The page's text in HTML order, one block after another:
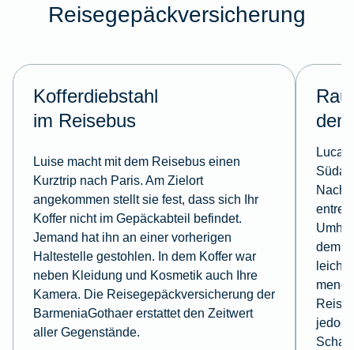
Reisegepäckversicherung
Kofferdiebstahl
im Reisebus
Luise macht mit dem Reisebus einen
Kurztrip nach Paris. Am Zielort
angekommen stellt sie fest, dass sich Ihr
Koffer nicht im Gepäckabteil befindet.
Jemand hat ihn an einer vorherigen
Haltestelle gestohlen. In dem Koffer war
neben Kleidung und Kosmetik auch Ihre
Kamera. Die Reisegepäckversicherung der
BarmeniaGothaer erstattet den Zeitwert
aller Gegenstände.
Luca
dem